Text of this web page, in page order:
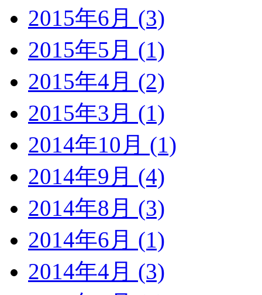
2015年6月 (3)
2015年5月 (1)
2015年4月 (2)
2015年3月 (1)
2014年10月 (1)
2014年9月 (4)
2014年8月 (3)
2014年6月 (1)
2014年4月 (3)